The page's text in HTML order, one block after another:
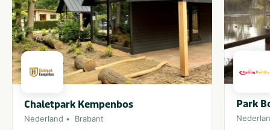
Chaletpark Kempenbos
Nederland Brabant
Park